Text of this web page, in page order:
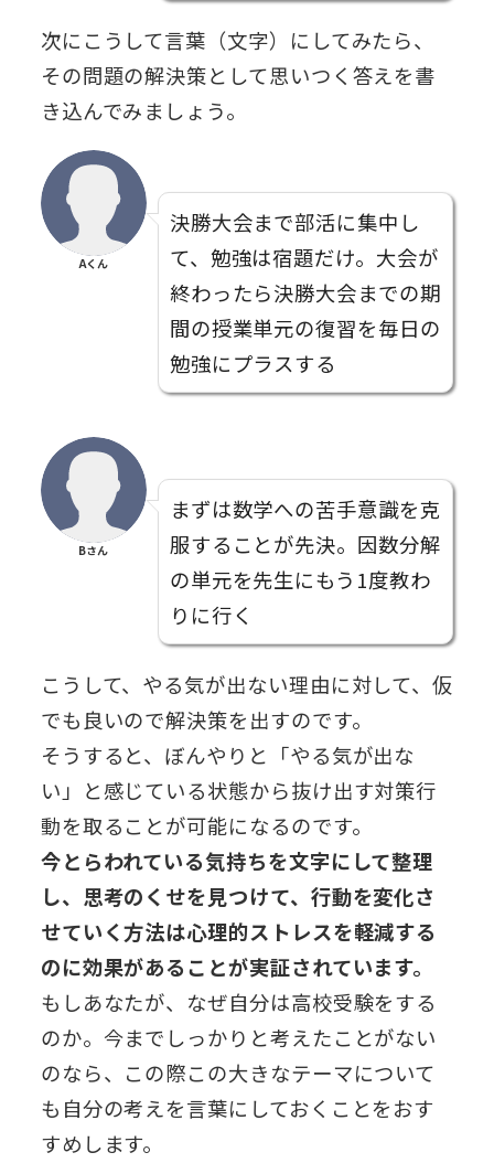
次にこうして言葉（文字）にしてみたら、
その問題の解決策として思いつく答えを書
き込んでみましょう。
Aくん
決勝大会まで部活に集中し
て、勉強は宿題だけ。大会が
終わったら決勝大会までの期
間の授業単元の復習を毎日の
勉強にプラスする
Bさん
まずは数学への苦手意識を克
服することが先決。因数分解
の単元を先生にもう1度教わ
りに行く
こうして、やる気が出ない理由に対して、仮
でも良いので解決策を出すのです。
そうすると、ぼんやりと「やる気が出な
い」と感じている状態から抜け出す対策行
動を取ることが可能になるのです。
今とらわれている気持ちを文字にして整理
し、思考のくせを見つけて、行動を変化さ
せていく方法は心理的ストレスを軽減する
のに効果があることが実証されています。
もしあなたが、なぜ自分は高校受験をする
のか。今までしっかりと考えたことがない
のなら、この際この大きなテーマについて
も自分の考えを言葉にしておくことをおす
すめします。